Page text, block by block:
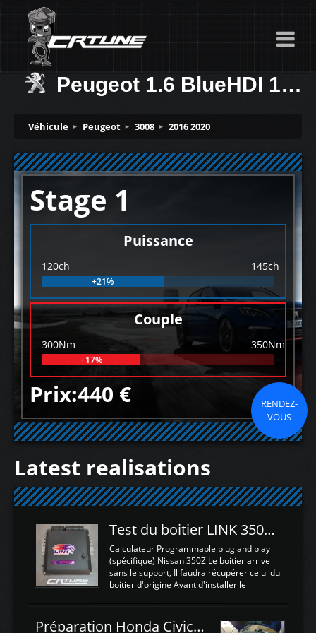
Peugeot 1.6 BlueHDI 120ch
Véhicule Peugeot 3008 2016 2020
Stage 1
Puissance
120ch 145ch
+21%
Couple
300Nm 350Nm
+17%
Prix:440 €
RENDEZ-
VOUS
Latest realisations
Test du boitier LINK 350Z Plugin ECU
Calculateur Programmable plug and play
(spécifique) Nissan 350Z Le boitier arrive
sans le support, Il faudra récupérer celui du
boitier d'origine Avant d'installer le
d'envoyer l'information de la large bande
Préparation Honda Civic Type R FK2